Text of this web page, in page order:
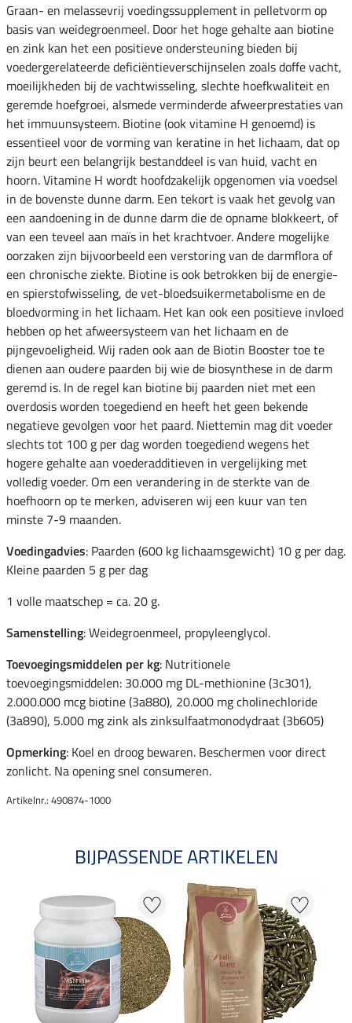
Graan- en melassevrij voedingssupplement in pelletvorm op
basis van weidegroenmeel. Door het hoge gehalte aan biotine
en zink kan het een positieve ondersteuning bieden bij
voedergerelateerde deficiëntieverschijnselen zoals doffe vacht,
moeilijkheden bij de vachtwisseling, slechte hoefkwaliteit en
geremde hoefgroei, alsmede verminderde afweerprestaties van
het immuunsysteem. Biotine (ook vitamine H genoemd) is
essentieel voor de vorming van keratine in het lichaam, dat op
zijn beurt een belangrijk bestanddeel is van huid, vacht en
hoorn. Vitamine H wordt hoofdzakelijk opgenomen via voedsel
in de bovenste dunne darm. Een tekort is vaak het gevolg van
een aandoening in de dunne darm die de opname blokkeert, of
van een teveel aan maïs in het krachtvoer. Andere mogelijke
oorzaken zijn bijvoorbeeld een verstoring van de darmflora of
een chronische ziekte. Biotine is ook betrokken bij de energie-
en spierstofwisseling, de vet-bloedsuikermetabolisme en de
bloedvorming in het lichaam. Het kan ook een positieve invloed
hebben op het afweersysteem van het lichaam en de
pijngevoeligheid. Wij raden ook aan de Biotin Booster toe te
dienen aan oudere paarden bij wie de biosynthese in de darm
geremd is. In de regel kan biotine bij paarden niet met een
overdosis worden toegediend en heeft het geen bekende
negatieve gevolgen voor het paard. Niettemin mag dit voeder
slechts tot 100 g per dag worden toegediend wegens het
hogere gehalte aan voederadditieven in vergelijking met
volledig voeder. Om een verandering in de sterkte van de
hoefhoorn op te merken, adviseren wij een kuur van ten
minste 7-9 maanden.
Voedingadvies: Paarden (600 kg lichaamsgewicht) 10 g per dag.
Kleine paarden 5 g per dag
1 volle maatschep = ca. 20 g.
Samenstelling: Weidegroenmeel, propyleenglycol.
Toevoegingsmiddelen per kg: Nutritionele
toevoegingsmiddelen: 30.000 mg DL-methionine (3c301),
2.000.000 mcg biotine (3a880), 20.000 mg cholinechloride
(3a890), 5.000 mg zink als zinksulfaatmonodydraat (3b605)
Opmerking: Koel en droog bewaren. Beschermen voor direct
zonlicht. Na opening snel consumeren.
Artikelnr.: 490874-1000
BIJPASSENDE ARTIKELEN